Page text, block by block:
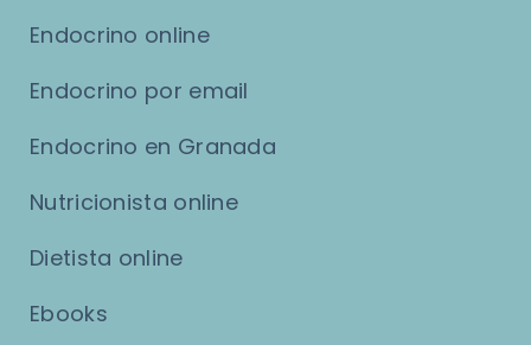
Endocrino online
Endocrino por email
Endocrino en Granada
Nutricionista online
Dietista online
Ebooks